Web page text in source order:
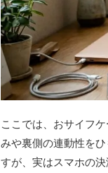
ここでは、おサイフ
みや裏側の連動性を
すが、実はスマホの